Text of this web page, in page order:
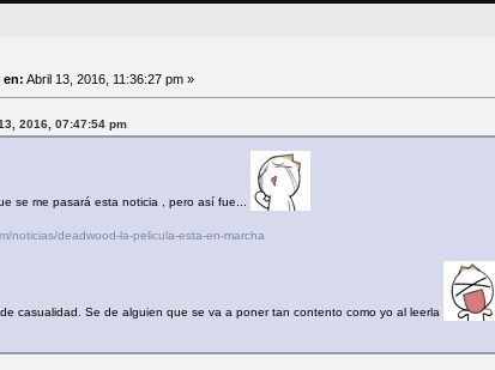
en: Abril 13, 2016, 11:36:27 pm »
2016, 07:47:54 pm
se me pasará esta noticia , pero así fue...
noticias/deadwood-la-pelicula-esta-en-marcha
casualidad. Se de alguien que se va a poner tan contento como yo al leerla